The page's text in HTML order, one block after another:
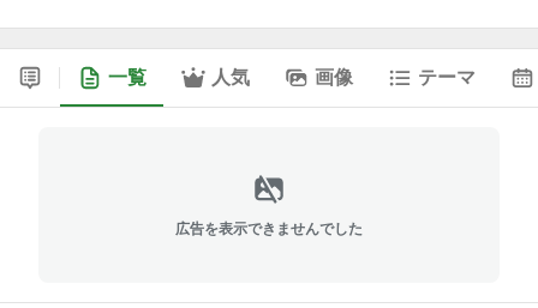
一覧 人気 画像 テーマ
広告を表示できませんでした